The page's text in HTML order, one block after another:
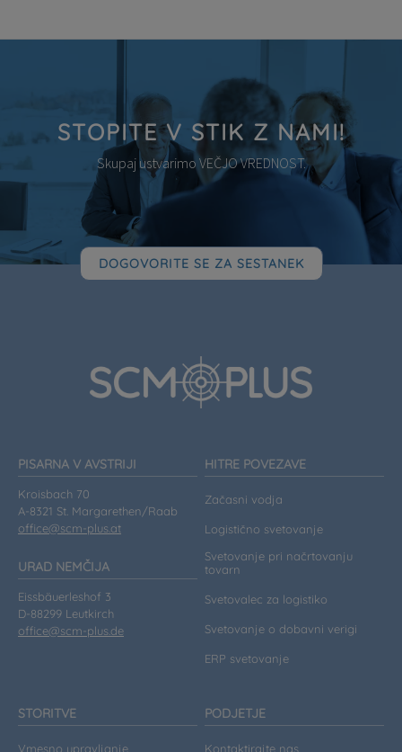
STOPITE V STIK Z NAMI!
Skupaj ustvarimo VEČJO VREDNOST.
DOGOVORITE SE ZA SESTANEK
PISARNA V AVSTRIJI
Kroisbach 70
A-8321 St. Margarethen/Raab
office@scm-plus.at
URAD NEMČIJA
Eissbäuerleshof 3
D-88299 Leutkirch
office@scm-plus.de
HITRE POVEZAVE
Začasni vodja
Logistično svetovanje
Svetovanje pri načrtovanju
tovarn
Svetovalec za logistiko
Svetovanje o dobavni verigi
ERP svetovanje
STORITVE
Vmesno upravljanje
PODJETJE
Kontaktirajte nas